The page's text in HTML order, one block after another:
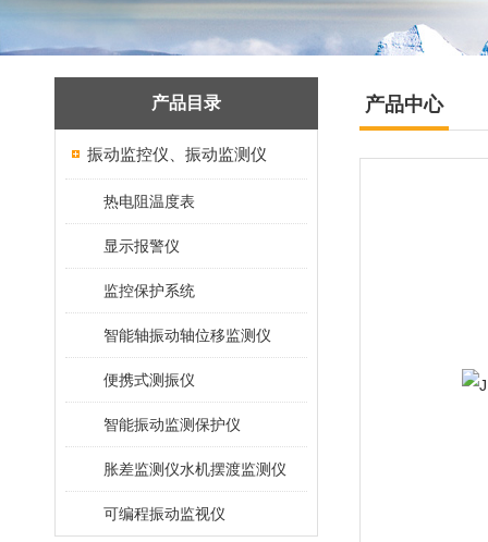
产品目录
振动监控仪、振动监测仪
热电阻温度表
显示报警仪
监控保护系统
智能轴振动轴位移监测仪
便携式测振仪
智能振动监测保护仪
胀差监测仪水机摆渡监测仪
可编程振动监视仪
产品中心